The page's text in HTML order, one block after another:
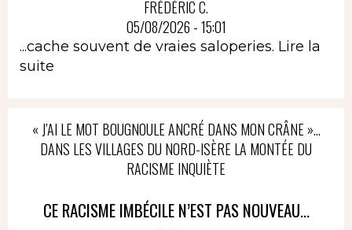
FRÉDÉRIC C.
05/08/2026 - 15:01
...cache souvent de vraies saloperies. Lire la
suite
« J’AI LE MOT BOUGNOULE ANCRÉ DANS MON CRÂNE »…
DANS LES VILLAGES DU NORD-ISÈRE LA MONTÉE DU
RACISME INQUIÈTE
CE RACISME IMBÉCILE N’EST PAS NOUVEAU...